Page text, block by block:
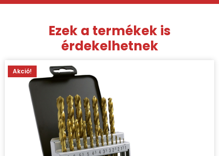
Ezek a termékek is
érdekelhetnek
Akció!